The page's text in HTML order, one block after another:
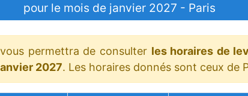
pour le mois de janvier 2027 - Paris
permettra de consulter les horaires de
2027. Les horaires donnés sont ceux de